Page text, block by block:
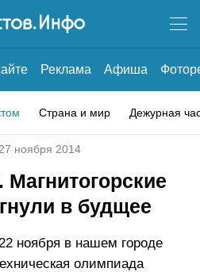
Реклама Афиша
Страна и мир Дежурная
27 ноября 2014
в будщее
ноября в нашем городе
олимпиада